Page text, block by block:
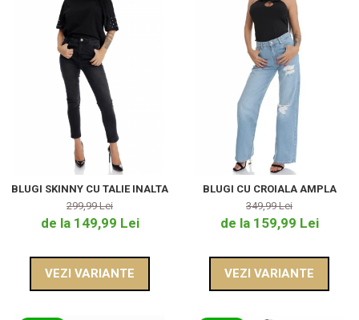
BLUGI SKINNY CU TALIE INALTA
299,99 Lei
de la 149,99 Lei
VEZI VARIANTE
BLUGI CU CROIALA AMPLA
349,99 Lei
de la 159,99 Lei
VEZI VARIANTE